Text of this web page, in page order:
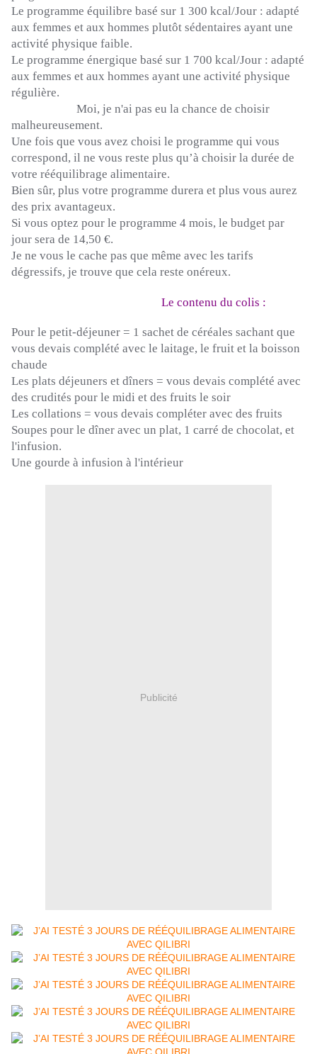
Le programme équilibre basé sur 1 300 kcal/Jour : adapté
aux femmes et aux hommes plutôt sédentaires ayant une
activité physique faible.
Le programme énergique basé sur 1 700 kcal/Jour : adapté
aux femmes et aux hommes ayant une activité physique
régulière.
Moi, je n'ai pas eu la chance de choisir
malheureusement.
Une fois que vous avez choisi le programme qui vous
correspond, il ne vous reste plus qu’à choisir la durée de
votre rééquilibrage alimentaire.
Bien sûr, plus votre programme durera et plus vous aurez
des prix avantageux.
Si vous optez pour le programme 4 mois, le budget par
jour sera de 14,50 €.
Je ne vous le cache pas que même avec les tarifs
dégressifs, je trouve que cela reste onéreux.
Le contenu du colis :
Pour le petit-déjeuner = 1 sachet de céréales sachant que
vous devais complété avec le laitage, le fruit et la boisson
chaude
Les plats déjeuners et dîners = vous devais complété avec
des crudités pour le midi et des fruits le soir
Les collations = vous devais compléter avec des fruits
Soupes pour le dîner avec un plat, 1 carré de chocolat, et
l'infusion.
Une gourde à infusion à l'intérieur
Publicité